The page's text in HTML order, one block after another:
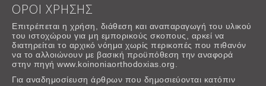
ΟΡΟΙ ΧΡΗΣΗΣ
Επιτρέπεται η χρήση, διάθεση και αναπαραγωγή του υλικού
του ιστοχώρου για μη εμπορικούς σκοπους, αρκεί να
διατηρείται το αρχικό νόημα χωρίς περικοπές που πιθανόν
να το αλλοιώνουν με βασική προϋπόθεση την αναφορά
στην πηγή www.koinoniaorthodoxias.org.
Για αναδημοσίευση άρθρων που δημοσιεύονται κατόπιν